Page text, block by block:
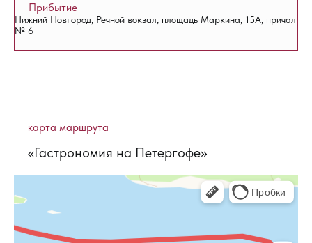
Прибытие
Нижний Новгород, Речной вокзал, площадь Маркина, 15А, причал
№ 6
карта маршрута
«Гастрономия на Петергофе»